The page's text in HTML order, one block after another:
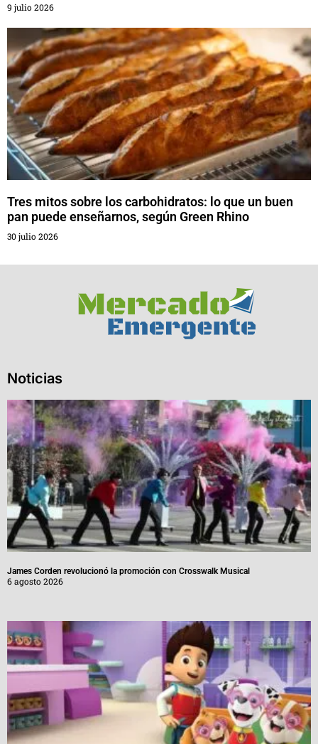
9 julio 2026
Tres mitos sobre los carbohidratos: lo que un buen
pan puede enseñarnos, según Green Rhino
30 julio 2026
Noticias
James Corden revolucionó la promoción con Crosswalk Musical
6 agosto 2026